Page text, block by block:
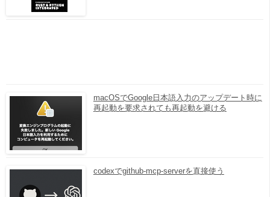
macOSでGoogle日本語入力のアップデート時に
再起動を要求されても再起動を避ける
codexでgithub-mcp-serverを直接使う